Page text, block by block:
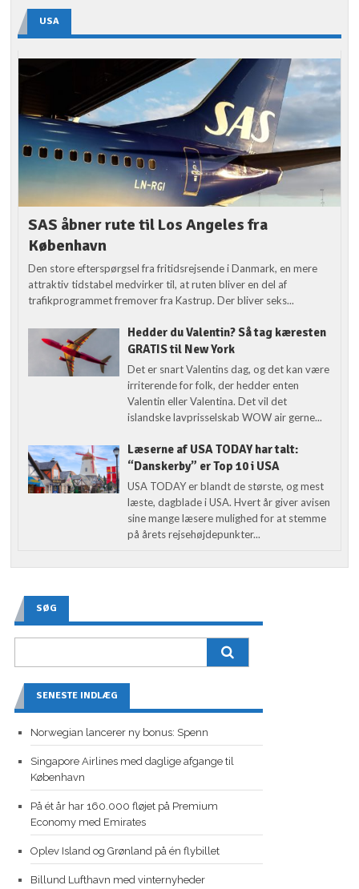
USA
SAS åbner rute til Los Angeles fra
København
Den store efterspørgsel fra fritidsrejsende i Danmark, en mere
attraktiv tidstabel medvirker til, at ruten bliver en del af
trafikprogrammet fremover fra Kastrup. Der bliver seks...
Hedder du Valentin? Så tag kæresten
GRATIS til New York
Det er snart Valentins dag, og det kan være
irriterende for folk, der hedder enten
Valentin eller Valentina. Det vil det
islandske lavprisselskab WOW air gerne...
Læserne af USA TODAY har talt:
“Danskerby” er Top 10 i USA
USA TODAY er blandt de største, og mest
læste, dagblade i USA. Hvert år giver avisen
sine mange læsere mulighed for at stemme
på årets rejsehøjdepunkter...
SØG
SENESTE INDLÆG
Norwegian lancerer ny bonus: Spenn
Singapore Airlines med daglige afgange til
København
På ét år har 160.000 fløjet på Premium
Economy med Emirates
Oplev Island og Grønland på én flybillet
Billund Lufthavn med vinternyheder